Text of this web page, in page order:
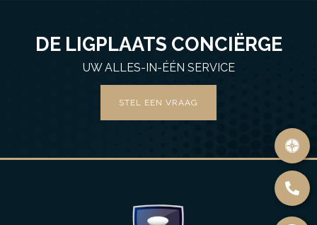
DE LIGPLAATS CONCIËRGE
UW ALLES-IN-ÉÉN SERVICE
STEL EEN VRAAG